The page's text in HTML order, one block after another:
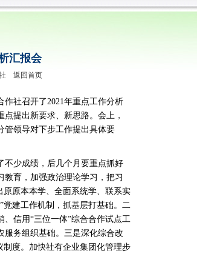
汇报会
社 返回首页
社召开了2021年重点工作分析
提出新要求、新思路。会上，
管领导对下步工作提出具体要
少成绩，后几个月要重点抓好
育，加强政治理论学习，把习
原原本本学、全面系统学、联系实
党建工作机制，抓基层打基础。二
信用“三位一体”综合合作试点工
服务组织基础。三是深化综合改
制度。加快社有企业集团化管理步